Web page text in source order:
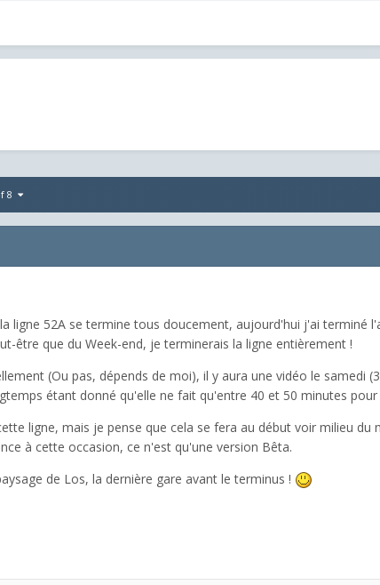
8
ligne 52A se termine tous doucement, aujourd'hui j'ai terminé
être que du Week-end, je terminerais la ligne entièrement !
(Ou pas, dépends de moi), il y aura une vidéo le samedi
étant donné qu'elle ne fait qu'entre 40 et 50 minutes
ligne, mais je pense que cela se fera au début voir milieu
à cette occasion, ce n'est qu'une version Bêta.
de Los, la dernière gare avant le terminus !